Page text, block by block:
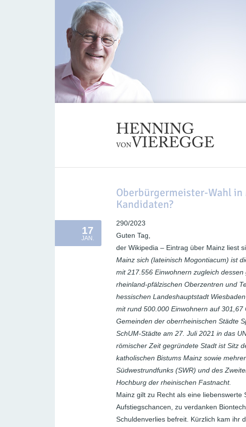
Oberbürgermeister-Wahl
Kandidaten?
17
JAN.
290/2023
Guten Tag,
der Wikipedia – Eintrag über Mainz liest
Mainz sich (lateinisch Mogontiacum) ist
mit 217.556 Einwohnern zugleich
rheinland-pfälzischen Oberzentren und
hessischen Landeshauptstadt
mit rund 500.000 Einwohnern auf
Gemeinden der oberrheinischen Städte
SchUM-Städte am 27. Juli 2021 in das
römischer Zeit gegründete Stadt ist Sitz
katholischen Bistums Mainz sowie
Südwestrundfunks (SWR) und des
Hochburg der rheinischen Fastnacht.
Mainz gilt zu Recht als eine
Aufstiegschancen, zu verdanken
Schuldenverlies befreit. Kürzlich kam ihr